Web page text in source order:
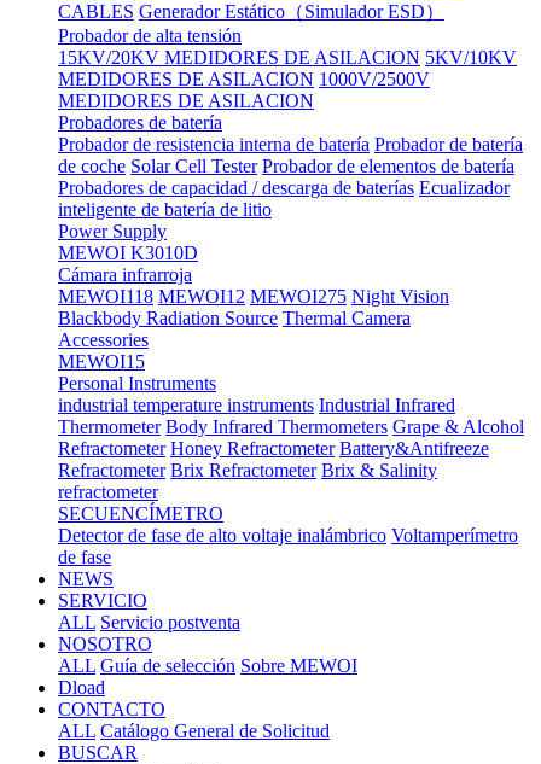
CABLES Generador Estático（Simulador ESD）
Probador de alta tensión
15KV/20KV MEDIDORES DE ASILACION 5KV/10KV
MEDIDORES DE ASILACION 1000V/2500V
MEDIDORES DE ASILACION
Probadores de batería
Probador de resistencia interna de batería Probador de batería
de coche Solar Cell Tester Probador de elementos de batería
Probadores de capacidad / descarga de baterías Ecualizador
inteligente de batería de litio
Power Supply
MEWOI K3010D
Cámara infrarroja
MEWOI118 MEWOI12 MEWOI275 Night Vision
Blackbody Radiation Source Thermal Camera
Accessories
MEWOI15
Personal Instruments
industrial temperature instruments Industrial Infrared
Thermometer Body Infrared Thermometers Grape & Alcohol
Refractometer Honey Refractometer Battery&Antifreeze
Refractometer Brix Refractometer Brix & Salinity
refractometer
SECUENCÍMETRO
Detector de fase de alto voltaje inalámbrico Voltamperímetro
de fase
NEWS
SERVICIO
ALL Servicio postventa
NOSOTRO
ALL Guía de selección Sobre MEWOI
Dload
CONTACTO
ALL Catálogo General de Solicitud
BUSCAR